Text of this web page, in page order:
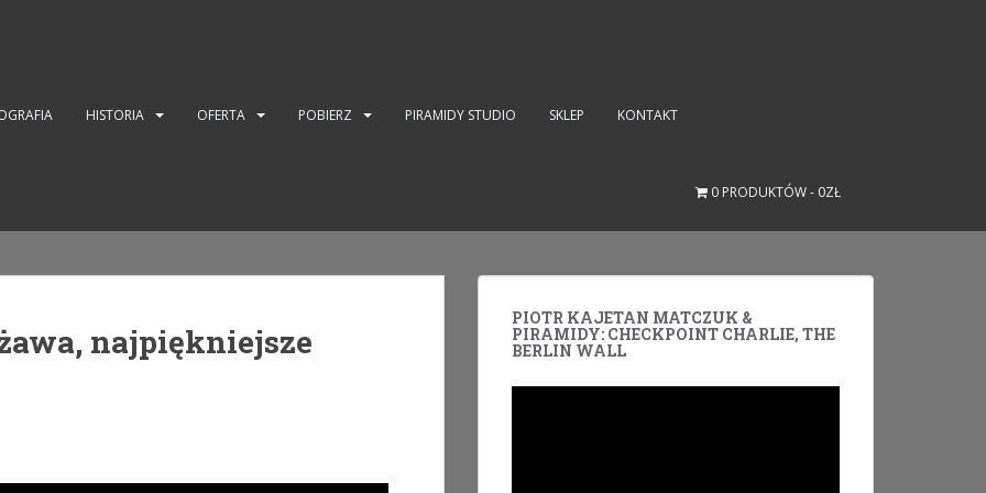
HISTORIA OFERTA POBIERZ PIRAMIDY STUDIO SKLEP KONTAKT
0 PRODUKTÓW 0ZŁ
najpiękniejsze
PIOTR KAJETAN MATCZUK &
PIRAMIDY: CHECKPOINT CHARLIE, THE
BERLIN WALL